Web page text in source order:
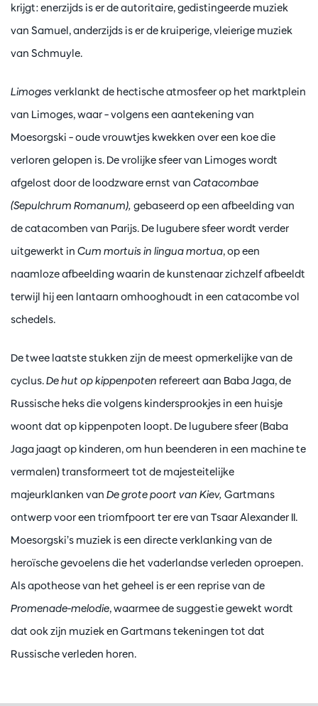
krijgt: enerzijds is er de autoritaire, gedistingeerde muziek
van Samuel, anderzijds is er de kruiperige, vleierige muziek
van Schmuyle.
Limogesverklankt de hectische atmosfeer op het marktplein
van Limoges, waar – volgens een aantekening van
Moesorgski – oude vrouwtjes kwekken over een koe die
verloren gelopen is. De vrolijke sfeer van Limoges wordt
afgelost door de loodzware ernst van Catacombae
(Sepulchrum Romanum), gebaseerd op een afbeelding van
de catacomben van Parijs. De lugubere sfeer wordt verder
uitgewerkt in Cum mortuis in lingua mortua, op een
naamloze afbeelding waarin de kunstenaar zichzelf afbeeldt
terwijl hij een lantaarn omhooghoudt in een catacombe vol
schedels.
De twee laatste stukken zijn de meest opmerkelijke van de
cyclus.De hut op kippenpoten refereert aan Baba Jaga, de
Russische heks die volgens kindersprookjes in een huisje
woont dat op kippenpoten loopt. De lugubere sfeer (Baba
Jaga jaagt op kinderen, om hun beenderen in een machine te
vermalen) transformeert tot de majesteitelijke
majeurklanken van De grote poort van Kiev, Gartmans
ontwerp voor een triomfpoort ter ere van Tsaar Alexander II.
Moesorgski’s muziek is een directe verklanking van de
heroïsche gevoelens die het vaderlandse verleden oproepen.
Als apotheose van het geheel is er een reprise van de
Promenade-melodie, waarmee de suggestie gewekt wordt
dat ook zijn muziek en Gartmans tekeningen tot dat
Russische verleden horen.